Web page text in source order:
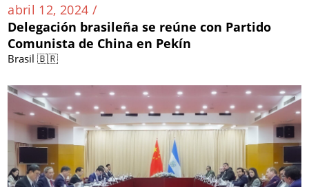
abril 12, 2024 /
Delegación brasileña se reúne con Partido
Comunista de China en Pekín
Brasil 🇧🇷